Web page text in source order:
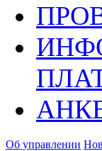
Об управлении